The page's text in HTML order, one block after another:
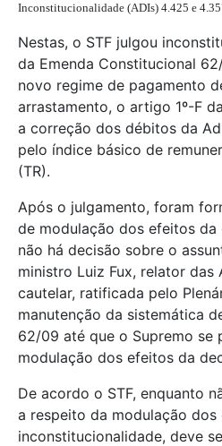
Inconstitucionalidade (ADIs) 4.425 e
Nestas, o STF julgou
da Emenda Constitucional
novo regime de pagamento
arrastamento, o artigo 1º-F
a correção dos débitos da
pelo índice básico de
(TR).
Após o julgamento, foram
de modulação dos efeitos da
não há decisão sobre o
ministro Luiz Fux, relator das
cautelar, ratificada pelo
manutenção da sistemática
62/09 até que o Supremo se
modulação dos efeitos da
De acordo o STF, enquanto
a respeito da modulação
inconstitucionalidade, deve